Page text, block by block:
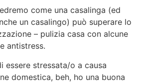
come una casalinga (ed
un casalingo) può superare lo
– pulizia casa con alcune
antistress.
essere stressata/o a causa
domestica, beh, ho una buona